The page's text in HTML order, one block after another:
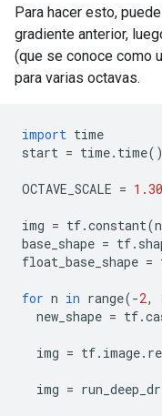
Para hacer esto,
gradiente anterior,
(que se conoce como
para varias octavas.
import time
start = time. time()
OCTAVE_SCALE = 1.30
img = tf.constant(
base_shape = tf.
float_base_shape =
for n in range(-2,
new_shape = tf.
img = tf. image.
img =